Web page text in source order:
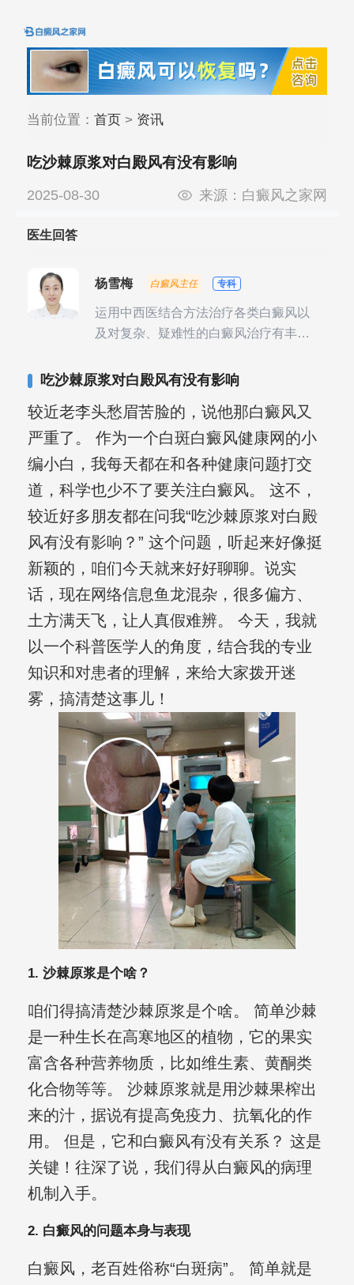
当前位置： 首页> 资讯
吃沙棘原浆对白殿风有没有影响
2025-08-30 来源： 白癜风之家网
医生回答
杨雪梅 白癜风主任 专科
运用中西医结合方法治疗各类白癜风以
及对复杂、疑难性的白癜风治疗有丰富
合巩固用药的调理，并对白癜风患者的
导，全方位帮助患者康复。
吃沙棘原浆对白殿风有没有影响
较近老李头愁眉苦脸的，说他那白癜风又
严重了。 作为一个白斑白癜风健康网的小
编小白，我每天都在和各种健康问题打交
道，科学也少不了要关注白癜风。 这不，
较近好多朋友都在问我“吃沙棘原浆对白殿
风有没有影响？” 这个问题，听起来好像挺
新颖的，咱们今天就来好好聊聊。说实
话，现在网络信息鱼龙混杂，很多偏方、
土方满天飞，让人真假难辨。 今天，我就
以一个科普医学人的角度，结合我的专业
知识和对患者的理解，来给大家拨开迷
雾，搞清楚这事儿！
1. 沙棘原浆是个啥？
咱们得搞清楚沙棘原浆是个啥。 简单沙棘
是一种生长在高寒地区的植物，它的果实
富含各种营养物质，比如维生素、黄酮类
化合物等等。 沙棘原浆就是用沙棘果榨出
来的汁，据说有提高免疫力、抗氧化的作
用。 但是，它和白癜风有没有关系？ 这是
关键！往深了说，我们得从白癜风的病理
机制入手。
2. 白癜风的问题本身与表现
白癜风，老百姓俗称“白斑病”。 简单就是